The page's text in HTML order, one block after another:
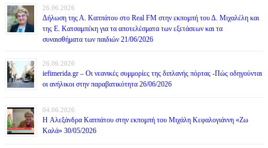
26.06.2026
Δήλωση της Α. Καππάτου στο Real FM στην εκπομπή του Δ. Μιχαλέλη και
της Ε. Κατσαμπέκη για τα αποτελέσματα των εξετάσεων και τα
συναισθήματα των παιδιών 21/06/2026
26.06.2026
iefimerida.gr – Οι νεανικές συμμορίες της διπλανής πόρτας -Πώς οδηγούνται
οι ανήλικοι στην παραβατικότητα 26/06/2026
04.06.2026
H Αλεξάνδρα Καππάτου στην εκπομπή του Μιχάλη Κεφαλογιάννη «Ζω
Καλά» 30/05/2026